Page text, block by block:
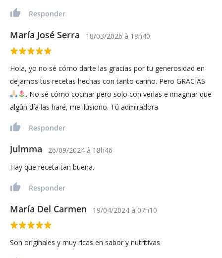
Responder
María José Serra 18/03/2026 à 18h40
Hola, yo no sé cómo darte las gracias por tu generosidad en
dejarnos tus recetas hechas con tanto cariño. Pero GRACIAS
. No sé cómo cocinar pero solo con verlas e imaginar que
algún día las haré, me ilusiono. Tú admiradora
Responder
Julmma 26/09/2024 à 18h46
Hay que receta tan buena.
Responder
María Del Carmen 19/04/2024 à 07h10
Son originales y muy ricas en sabor y nutritivas